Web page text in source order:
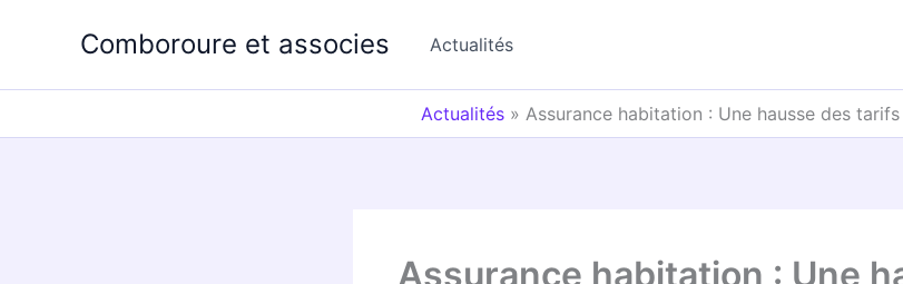
Comboroure et associes Actualités
Actualités» Assurance habitation : Une hausse des
Assurance habitation : Une